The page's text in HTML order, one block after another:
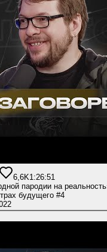
6,6K1:26:51
пародии на
будущего #4